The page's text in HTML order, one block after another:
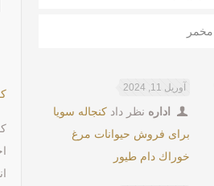
مخمر
آوریل 11, 2024
اداره نظر داد كنجاله سويا
برای فروش حیوانات مرغ
خوراك دام طيور